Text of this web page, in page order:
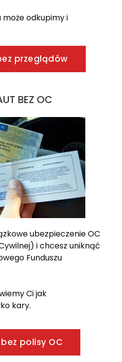
może odkupimy i
przeglądów
BEZ OC
ubezpieczenie OC
i chcesz uniknąć
Funduszu
Ci jak
kary.
polisy OC